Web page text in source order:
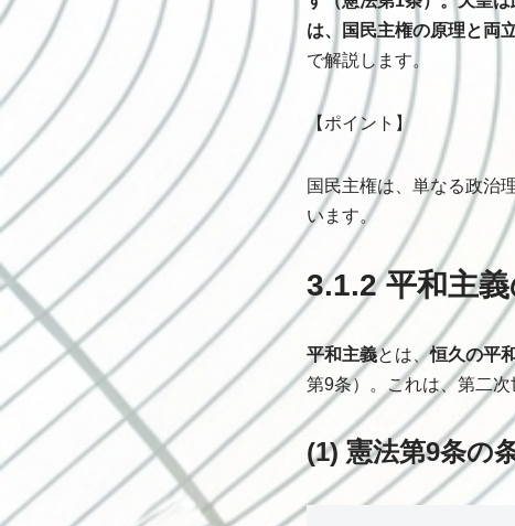
は、国民主権の原理と両
で解説します。
【ポイント】
国民主権は、単なる政治
います。
3.1.2 平和主
平和主義とは、恒久の平
第9条）。これは、第二次
(1) 憲法第9条の